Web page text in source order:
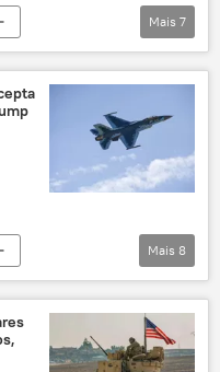
guerrilha
Mais 7
F-16
a-Lago
Mais 8